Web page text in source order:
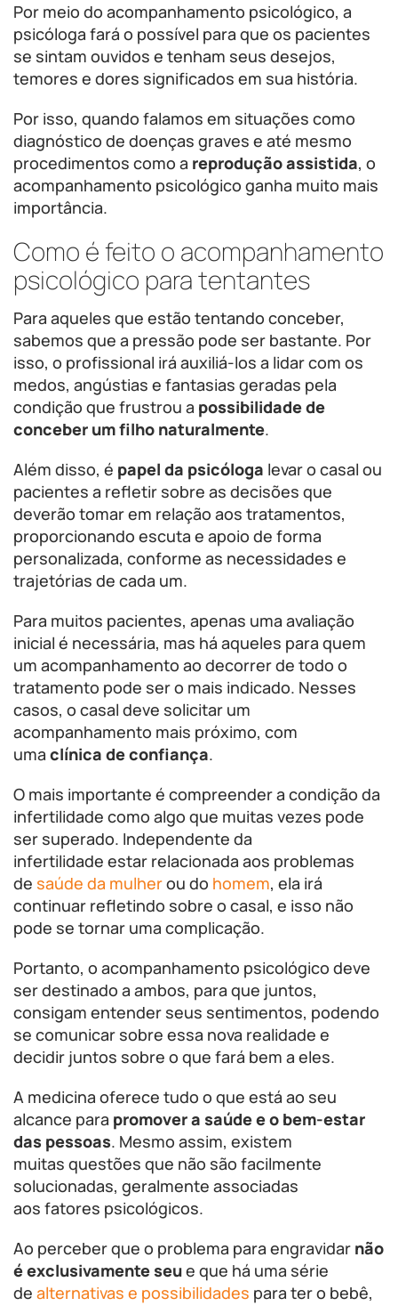
Por meio do acompanhamento psicológico, a
psicóloga fará o possível para que os pacientes
se sintam ouvidos e tenham seus desejos,
temores e dores significados em sua história.
Por isso, quando falamos em situações como
diagnóstico de doenças graves e até mesmo
procedimentos como a reprodução assistida, o
acompanhamento psicológico ganha muito mais
importância.
Como é feito o acompanhamento
psicológico para tentantes
Para aqueles que estão tentando conceber,
sabemos que a pressão pode ser bastante. Por
isso, o profissional irá auxiliá-los a lidar com os
medos, angústias e fantasias geradas pela
condição que frustrou a possibilidade de
conceber um filho naturalmente.
Além disso, é papel da psicóloga levar o casal ou
pacientes a refletir sobre as decisões que
deverão tomar em relação aos tratamentos,
proporcionando escuta e apoio de forma
personalizada, conforme as necessidades e
trajetórias de cada um.
Para muitos pacientes, apenas uma avaliação
inicial é necessária, mas há aqueles para quem
um acompanhamento ao decorrer de todo o
tratamento pode ser o mais indicado. Nesses
casos, o casal deve solicitar um
acompanhamento mais próximo, com
uma clínica de confiança.
O mais importante é compreender a condição da
infertilidade como algo que muitas vezes pode
ser superado. Independente da
infertilidade estar relacionada aos problemas
de saúde da mulherou do homem, ela irá
continuar refletindo sobre o casal, e isso não
pode se tornar uma complicação.
Portanto, o acompanhamento psicológico deve
ser destinado a ambos, para que juntos,
consigam entender seus sentimentos, podendo
se comunicar sobre essa nova realidade e
decidir juntos sobre o que fará bem a eles.
A medicina oferece tudo o que está ao seu
alcance para promover a saúde e o bem-estar
das pessoas. Mesmo assim, existem
muitas questões que não são facilmente
solucionadas, geralmente associadas
aos fatores psicológicos.
Ao perceber que o problema para engravidar não
é exclusivamente seue que há uma série
de alternativas e possibilidades para ter o bebê,